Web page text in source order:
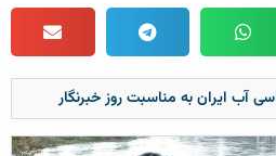
آب ایران به مناسبت روز خبرنگار